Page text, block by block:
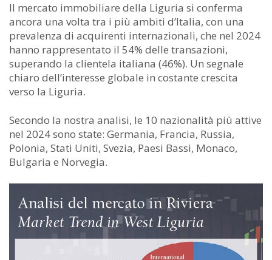
Il mercato immobiliare della Liguria si conferma
ancora una volta tra i più ambiti d’Italia, con una
prevalenza di acquirenti internazionali, che nel 2024
hanno rappresentato il 54% delle transazioni,
superando la clientela italiana (46%). Un segnale
chiaro dell’interesse globale in costante crescita
verso la Liguria.
Secondo la nostra analisi, le 10 nazionalità più attive
nel 2024 sono state: Germania, Francia, Russia,
Polonia, Stati Uniti, Svezia, Paesi Bassi, Monaco,
Bulgaria e Norvegia.